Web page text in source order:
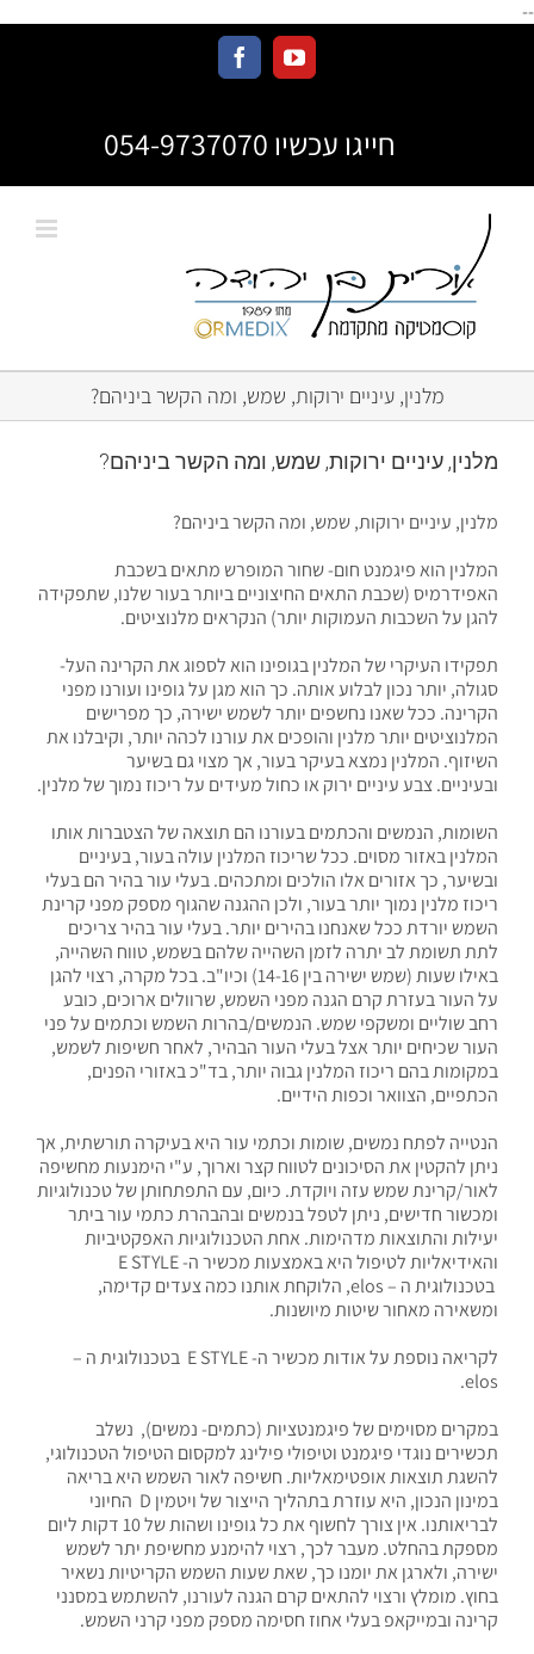
--
חייגו עכשיו 054-9737070
מלנין, עיניים ירוקות, שמש, ומה הקשר ביניהם?
מלנין, עיניים ירוקות, שמש, ומה הקשר ביניהם?
מלנין, עיניים ירוקות, שמש, ומה הקשר ביניהם?
המלנין הוא פיגמנט חום- שחור המופרש מתאים בשכבת
האפידרמיס (שכבת התאים החיצוניים ביותר בעור שלנו, שתפקידה
להגן על השכבות העמוקות יותר) הנקראים מלנוציטים.
תפקידו העיקרי של המלנין בגופינו הוא לספוג את הקרינה העל-
סגולה, יותר נכון לבלוע אותה. כך הוא מגן על גופינו ועורנו מפני
הקרינה. ככל שאנו נחשפים יותר לשמש ישירה, כך מפרישים
המלנוציטים יותר מלנין והופכים את עורנו לכהה יותר, וקיבלנו את
השיזוף. המלנין נמצא בעיקר בעור, אך מצוי גם בשיער
ובעיניים. צבע עיניים ירוק או כחול מעידים על ריכוז נמוך של מלנין.
השומות, הנמשים והכתמים בעורנו הם תוצאה של הצטברות אותו
המלנין באזור מסוים. ככל שריכוז המלנין עולה בעור, בעיניים
ובשיער, כך אזורים אלו הולכים ומתכהים. בעלי עור בהיר הם בעלי
ריכוז מלנין נמוך יותר בעור, ולכן ההגנה שהגוף מספק מפני קרינת
השמש יורדת ככל שאנחנו בהירים יותר. בעלי עור בהיר צריכים
לתת תשומת לב יתרה לזמן השהייה שלהם בשמש, טווח השהייה,
באילו שעות (שמש ישירה בין 14-16) וכיו"ב. בכל מקרה, רצוי להגן
על העור בעזרת קרם הגנה מפני השמש, שרוולים ארוכים, כובע
רחב שוליים ומשקפי שמש. הנמשים/בהרות השמש וכתמים על פני
העור שכיחים יותר אצל בעלי העור הבהיר, לאחר חשיפות לשמש,
במקומות בהם ריכוז המלנין גבוה יותר, בד"כ באזורי הפנים,
הכתפיים, הצוואר וכפות הידיים.
הנטייה לפתח נמשים, שומות וכתמי עור היא בעיקרה תורשתית, אך
ניתן להקטין את הסיכונים לטווח קצר וארוך, ע"י הימנעות מחשיפה
לאור/קרינת שמש עזה ויוקדת. כיום, עם התפתחותן של טכנולוגיות
ומכשור חדישים, ניתן לטפל בנמשים ובהבהרת כתמי עור ביתר
יעילות והתוצאות מדהימות. אחת הטכנולוגיות האפקטיביות
והאידיאליות לטיפול היא באמצעות מכשיר ה- E STYLE
בטכנולוגית ה – elos, הלוקחת אותנו כמה צעדים קדימה,
ומשאירה מאחור שיטות מיושנות.
לקריאה נוספת על אודות מכשיר ה- E STYLE בטכנולוגית ה –
elos.
במקרים מסוימים של פיגמנטציות (כתמים- נמשים), נשלב
תכשירים נוגדי פיגמנט וטיפולי פילינג למקסום הטיפול הטכנולוגי,
להשגת תוצאות אופטימאליות. חשיפה לאור השמש היא בריאה
במינון הנכון, היא עוזרת בתהליך הייצור של ויטמין D החיוני
לבריאותנו. אין צורך לחשוף את כל גופינו ושהות של 10 דקות ליום
מספקת בהחלט. מעבר לכך, רצוי להימנע מחשיפת יתר לשמש
ישירה, ולארגן את יומנו כך, שאת שעות השמש הקריטיות נשאיר
בחוץ. מומלץ ורצוי להתאים קרם הגנה לעורנו, להשתמש במסנני
קרינה ובמייקאפ בעלי אחוז חסימה מספק מפני קרני השמש.